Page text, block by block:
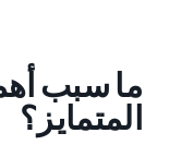
ما سبب
المتمايز؟